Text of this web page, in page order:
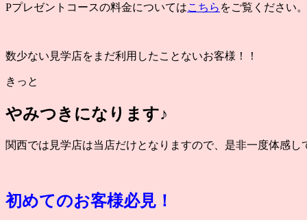
Pプレゼントコースの料金についてはこちら をご覧ください。
数少ない見学店をまだ利用したことないお客様！！
きっと
やみつきになります♪
関西では見学店は当店だけとなりますので、是非一度体感し
初めてのお客様必見！